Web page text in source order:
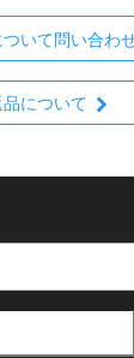
いて問い合わ
品について